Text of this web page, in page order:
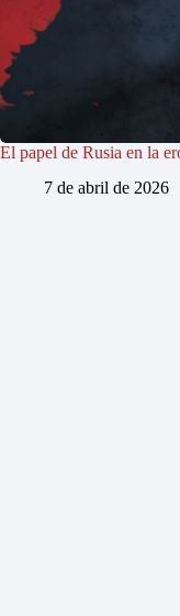
El papel de Rusia en la
7 de abril de 2026